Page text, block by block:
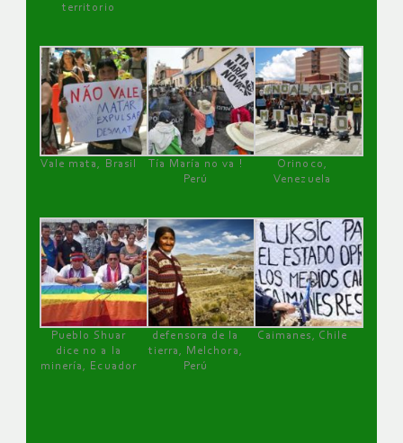
territorio
Vale mata, Brasil
Tía María no va !
Perú
Orinoco,
Venezuela
Pueblo Shuar
dice no a la
minería, Ecuador
defensora de la
tierra, Melchora,
Perú
Caimanes, Chile